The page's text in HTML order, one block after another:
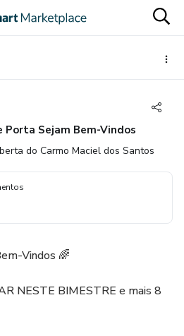
Porta Sejam Bem-Vindos
do Carmo Maciel dos Santos
Vindos 🌈
NESTE BIMESTRE e mais 8